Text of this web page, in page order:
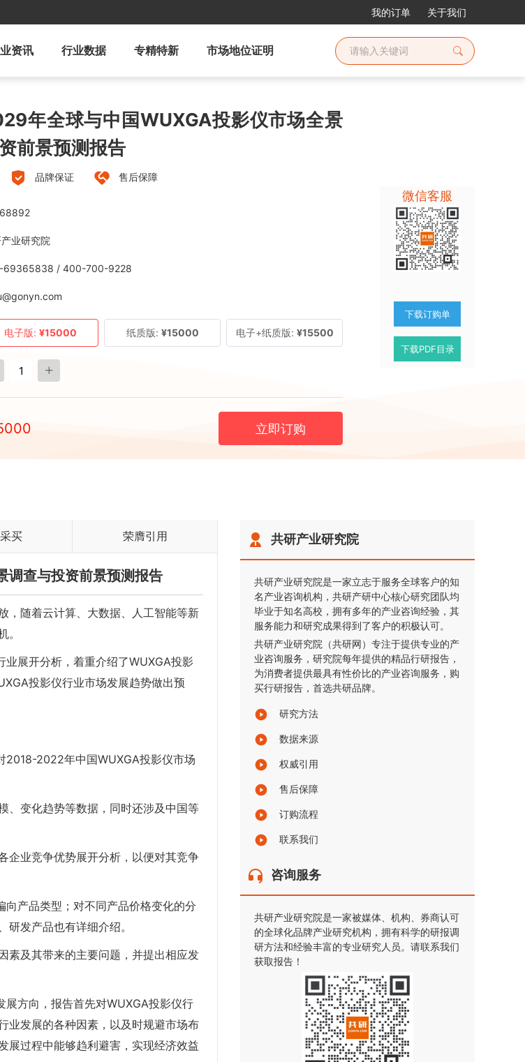
我的订单 关于我们
资讯 行业数据 专精特新 市场地位证明
年全球与中国WUXGA投影仪市场全景
前景预测报告
品牌保证 售后保障
业研究院
69365838 / 400-700-9228
电子版: ¥15000 纸质版: ¥15000 电子+纸质版: ¥15500
立即订购
微信客服
下载订购单
下载PDF目录
买 荣膺引用
查与投资前景预测报告
，随着云计算、大数据、人工智能等新
展开分析，着重介绍了WUXGA投影
投影仪行业市场发展趋势做出预
2018-2022年中国WUXGA投影仪市场
、变化趋势等数据，同时还涉及中国等
企业竞争优势展开分析，以便对其竞争
产品类型；对不同产品价格变化的分
发产品也有详细介绍。
素及其带来的主要问题，并提出相应发
方向，报告首先对WUXGA投影仪行
业发展的各种因素，以及时规避市场布
展过程中能够趋利避害，实现经济效益
共研产业研究院
共研产业研究院是一家立志于服务全球客户的知
名产业咨询机构，共研产研中心核心研究团队均
毕业于知名高校，拥有多年的产业咨询经验，其
服务能力和研究成果得到了客户的积极认可。
共研产业研究院（共研网）专注于提供专业的产
业咨询服务，研究院每年提供的精品行研报告，
为消费者提供最具有性价比的产业咨询服务，购
买行研报告，首选共研品牌。
研究方法
数据来源
权威引用
售后保障
订购流程
联系我们
咨询服务
共研产业研究院是一家被媒体、机构、券商认可
的全球化品牌产业研究机构，拥有科学的研报调
研方法和经验丰富的专业研究人员。请联系我们
获取报告！